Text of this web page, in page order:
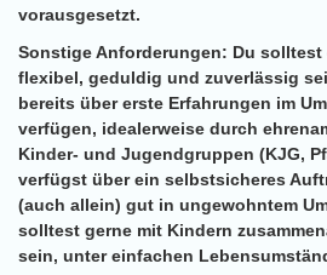
vorausgesetzt.
Sonstige Anforderungen: Du solltest
flexibel, geduldig und zuverlässig
bereits über erste Erfahrungen im
verfügen, idealerweise durch
Kinder- und Jugendgruppen (KJG,
verfügst über ein selbstsicheres
(auch allein) gut in ungewohntem
solltest gerne mit Kindern
sein, unter einfachen